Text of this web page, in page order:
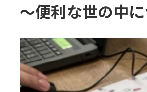
〜便利な世の中